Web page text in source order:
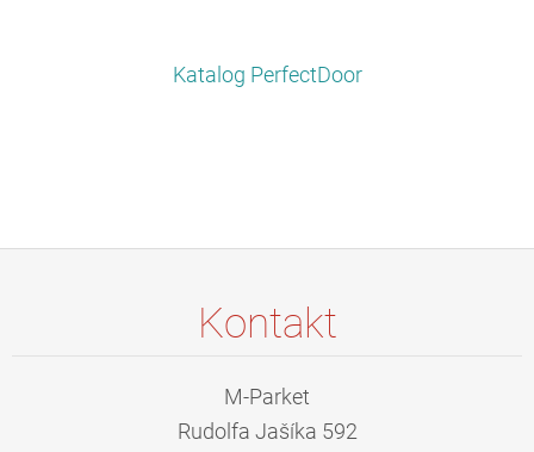
Katalog PerfectDoor
Kontakt
M-Parket
Rudolfa Jašíka 592